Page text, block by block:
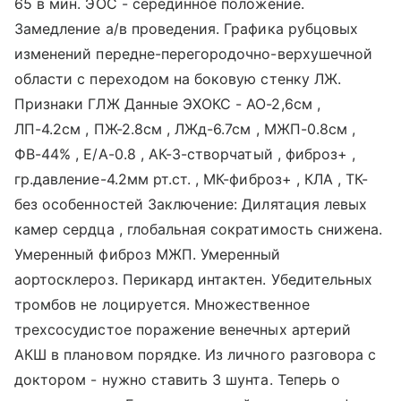
65 в мин. ЭОС - серединное положение.
Замедление а/в проведения. Графика рубцовых
изменений передне-перегородочно-верхушечной
области с переходом на боковую стенку ЛЖ.
Признаки ГЛЖ Данные ЭХОКС - АО-2,6см ,
ЛП-4.2см , ПЖ-2.8см , ЛЖд-6.7см , МЖП-0.8см ,
ФВ-44% , Е/А-0.8 , АК-3-створчатый , фиброз+ ,
гр.давление-4.2мм рт.ст. , МК-фиброз+ , КЛА , ТК-
без особенностей Заключение: Дилятация левых
камер сердца , глобальная сократимость снижена.
Умеренный фиброз МЖП. Умеренный
аортосклероз. Перикард интактен. Убедительных
тромбов не лоцируется. Множественное
трехсосудистое поражение венечных артерий
АКШ в плановом порядке. Из личного разговора с
доктором - нужно ставить 3 шунта. Теперь о